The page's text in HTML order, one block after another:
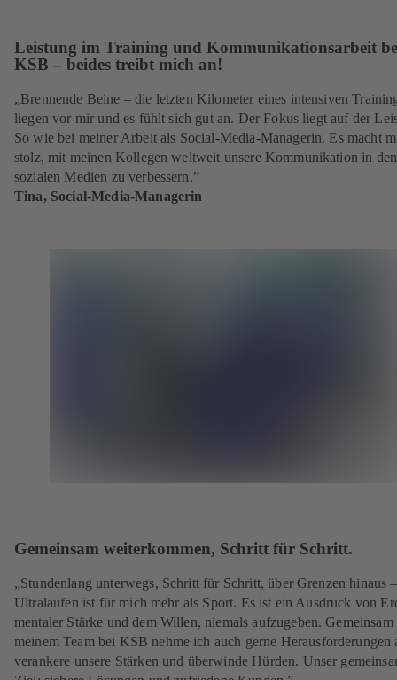
Leistung im Training und Kommunikationsarbeit
KSB – beides treibt mich an!
„Brennende Beine – die letzten Kilometer eines intensiven
liegen vor mir und es fühlt sich gut an. Der Fokus liegt auf der
So wie bei meiner Arbeit als Social-Media-Managerin. Es macht
stolz, mit meinen Kollegen weltweit unsere Kommunikation in den
sozialen Medien zu verbessern.”
Tina, Social-Media-Managerin
Gemeinsam weiterkommen, Schritt für Schritt.
„Stundenlang unterwegs, Schritt für Schritt, über Grenzen hinaus –
Ultralaufen ist für mich mehr als Sport. Es ist ein Ausdruck von
mentaler Stärke und dem Willen, niemals aufzugeben.
meinem Team bei KSB nehme ich auch gerne Herausforderungen
verankere unsere Stärken und überwinde Hürden. Unser